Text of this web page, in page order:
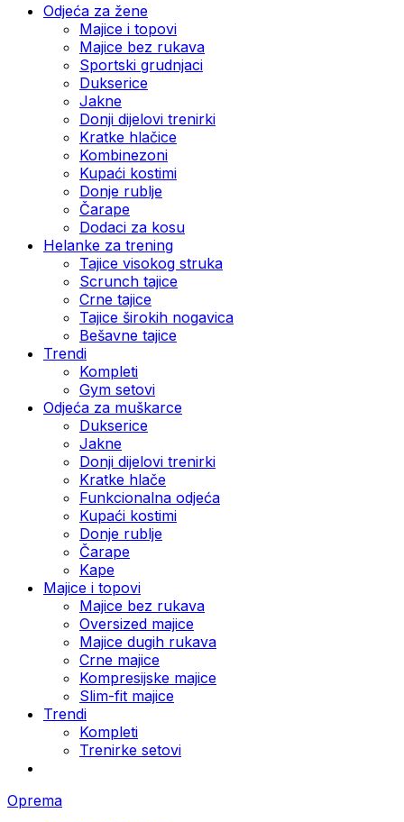
Odjeća za žene
Majice i topovi
Majice bez rukava
Sportski grudnjaci
Dukserice
Jakne
Donji dijelovi trenirki
Kratke hlačice
Kombinezoni
Kupaći kostimi
Donje rublje
Čarape
Dodaci za kosu
Helanke za trening
Tajice visokog struka
Scrunch tajice
Crne tajice
Tajice širokih nogavica
Bešavne tajice
Trendi
Kompleti
Gym setovi
Odjeća za muškarce
Dukserice
Jakne
Donji dijelovi trenirki
Kratke hlače
Funkcionalna odjeća
Kupaći kostimi
Donje rublje
Čarape
Kape
Majice i topovi
Majice bez rukava
Oversized majice
Majice dugih rukava
Crne majice
Kompresijske majice
Slim-fit majice
Trendi
Kompleti
Trenirke setovi
Oprema